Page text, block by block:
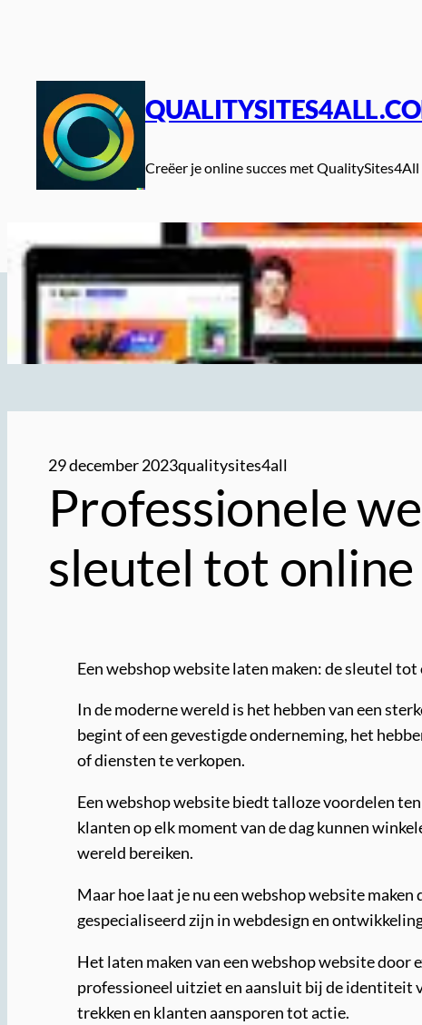
Creëer je online succes met QualitySites4All
29 december 2023qualitysites4all
Professionele
sleutel tot online
Een webshop website laten maken: de sleutel tot
In de moderne wereld is het hebben van een
begint of een gevestigde onderneming, het
of diensten te verkopen.
Een webshop website biedt talloze voordelen
klanten op elk moment van de dag kunnen
wereld bereiken.
Maar hoe laat je nu een webshop website
gespecialiseerd zijn in webdesign en
Het laten maken van een webshop website door
professioneel uitziet en aansluit bij de identiteit
trekken en klanten aansporen tot actie.